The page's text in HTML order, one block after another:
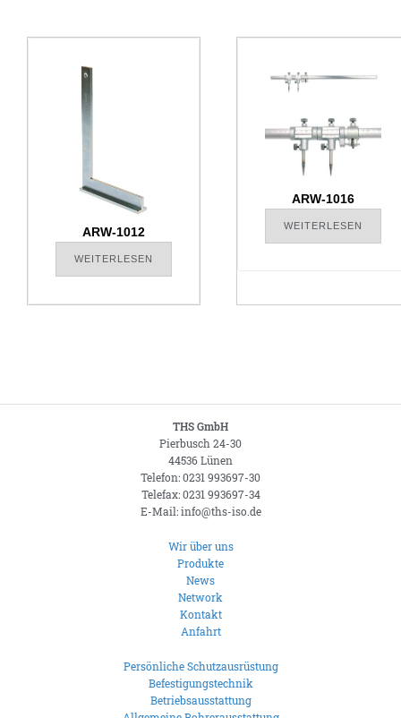
ARW-1012
WEITERLESEN
ARW-1016
WEITERLESEN
THS GmbH
Pierbusch 24-30
44536 Lünen
Telefon: 0231 993697-30
Telefax: 0231 993697-34
E-Mail: info@ths-iso.de
Wir über uns
Produkte
News
Network
Kontakt
Anfahrt
Persönliche Schutzausrüstung
Befestigungstechnik
Betriebsausstattung